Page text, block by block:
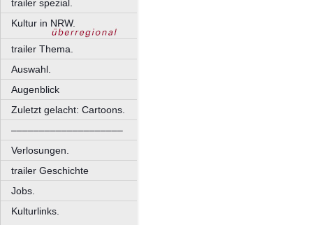
trailer spezial.
Kultur in NRW.
trailer Thema.
Auswahl.
Augenblick
Zuletzt gelacht: Cartoons.
––––––––––––––––––––
Verlosungen.
trailer Geschichte
Jobs.
Kulturlinks.